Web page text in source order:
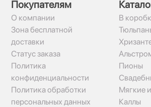
Покупателям
О компании
Зона бесплатной
доставки
Статус заказа
Политика
конфиденциальности
Политика обработки
персональных данных
В
Пионы
Мягкие
Каллы